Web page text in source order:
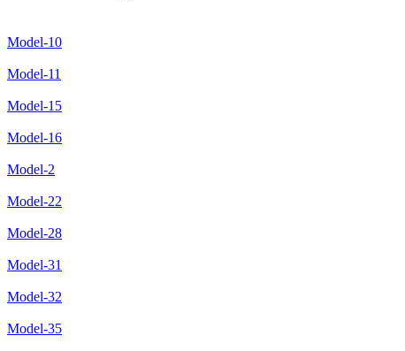
Model-10
Model-11
Model-15
Model-16
Model-2
Model-22
Model-28
Model-31
Model-32
Model-35